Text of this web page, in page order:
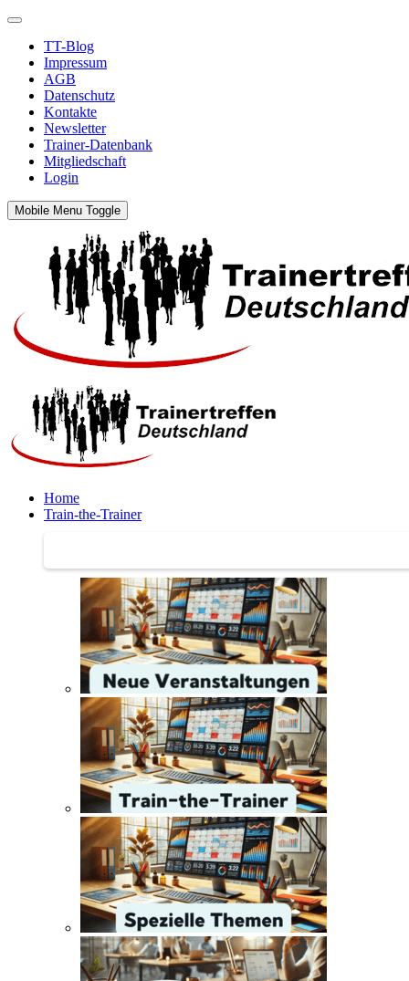
TT-Blog
Impressum
AGB
Datenschutz
Kontakte
Newsletter
Trainer-Datenbank
Mitgliedschaft
Login
Mobile Menu Toggle
Home
Train-the-Trainer